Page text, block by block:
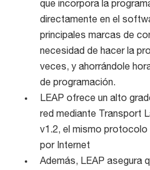
que incorpora la
directamente en el
principales marcas de
necesidad de hacer la
veces, y ahorrándole
de programación.
LEAP ofrece un alto
red mediante Transport
v1.2, el mismo protocolo
por Internet
Además, LEAP asegura